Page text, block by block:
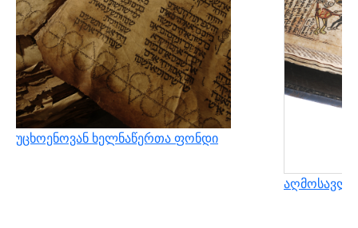
უცხოენოვან ხელნაწერთა ფონდი